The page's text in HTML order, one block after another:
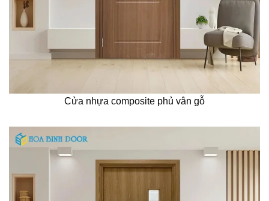
Cửa nhựa composite phủ vân gỗ